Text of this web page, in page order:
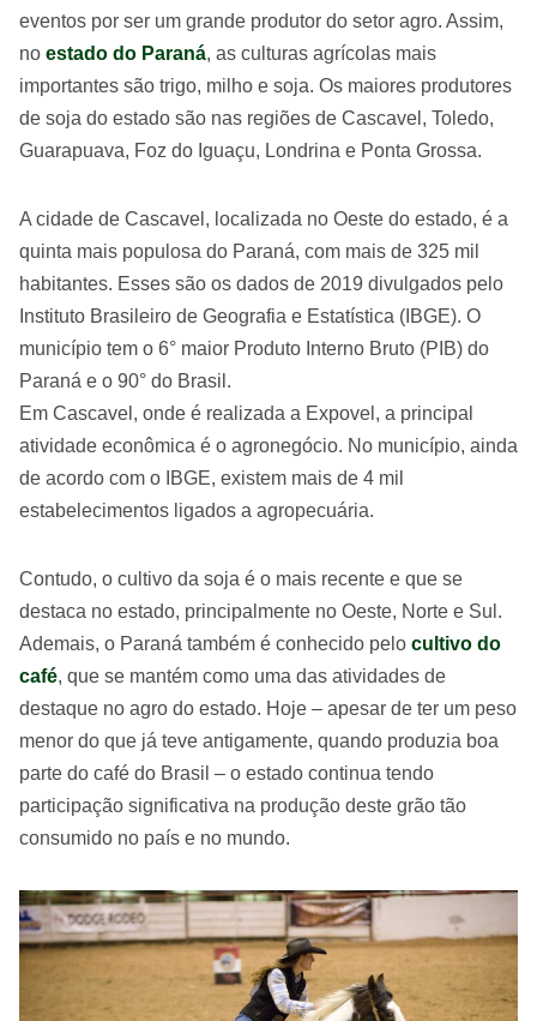
eventos por ser um grande produtor do setor agro. Assim,
no estado do Paraná, as culturas agrícolas mais
importantes são trigo, milho e soja. Os maiores produtores
de soja do estado são nas regiões de Cascavel, Toledo,
Guarapuava, Foz do Iguaçu, Londrina e Ponta Grossa.
A cidade de Cascavel, localizada no Oeste do estado, é a
quinta mais populosa do Paraná, com mais de 325 mil
habitantes. Esses são os dados de 2019 divulgados pelo
Instituto Brasileiro de Geografia e Estatística (IBGE). O
município tem o 6° maior Produto Interno Bruto (PIB) do
Paraná e o 90° do Brasil.
Em Cascavel, onde é realizada a Expovel, a principal
atividade econômica é o agronegócio. No município, ainda
de acordo com o IBGE, existem mais de 4 mil
estabelecimentos ligados a agropecuária.
Contudo, o cultivo da soja é o mais recente e que se
destaca no estado, principalmente no Oeste, Norte e Sul.
Ademais, o Paraná também é conhecido pelo cultivo do
café, que se mantém como uma das atividades de
destaque no agro do estado. Hoje – apesar de ter um peso
menor do que já teve antigamente, quando produzia boa
parte do café do Brasil – o estado continua tendo
participação significativa na produção deste grão tão
consumido no país e no mundo.